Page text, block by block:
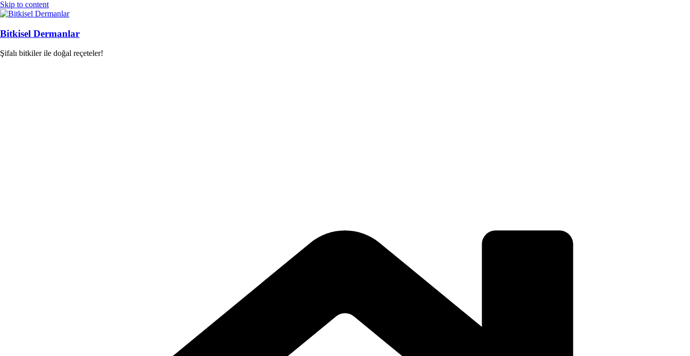
Skip to content
Bitkisel Dermanlar
Şifalı bitkiler ile doğal reçeteler!